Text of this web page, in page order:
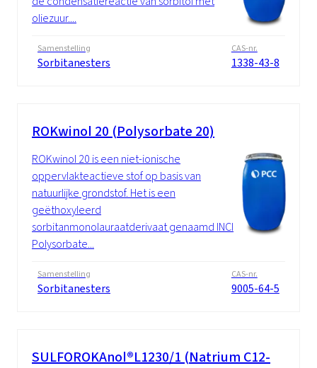
oliezuur....
Samenstelling
Sorbitanesters
CAS-nr.
1338-43-8
ROKwinol 20 (Polysorbate 20)
ROKwinol 20 is een niet-ionische
oppervlakteactieve stof op basis van
natuurlijke grondstof. Het is een
geëthoxyleerd
sorbitanmonolauraatderivaat genaamd INCI
Polysorbate...
Samenstelling
Sorbitanesters
CAS-nr.
9005-64-5
SULFOROKAnol®L1230/1 (Natrium C12-